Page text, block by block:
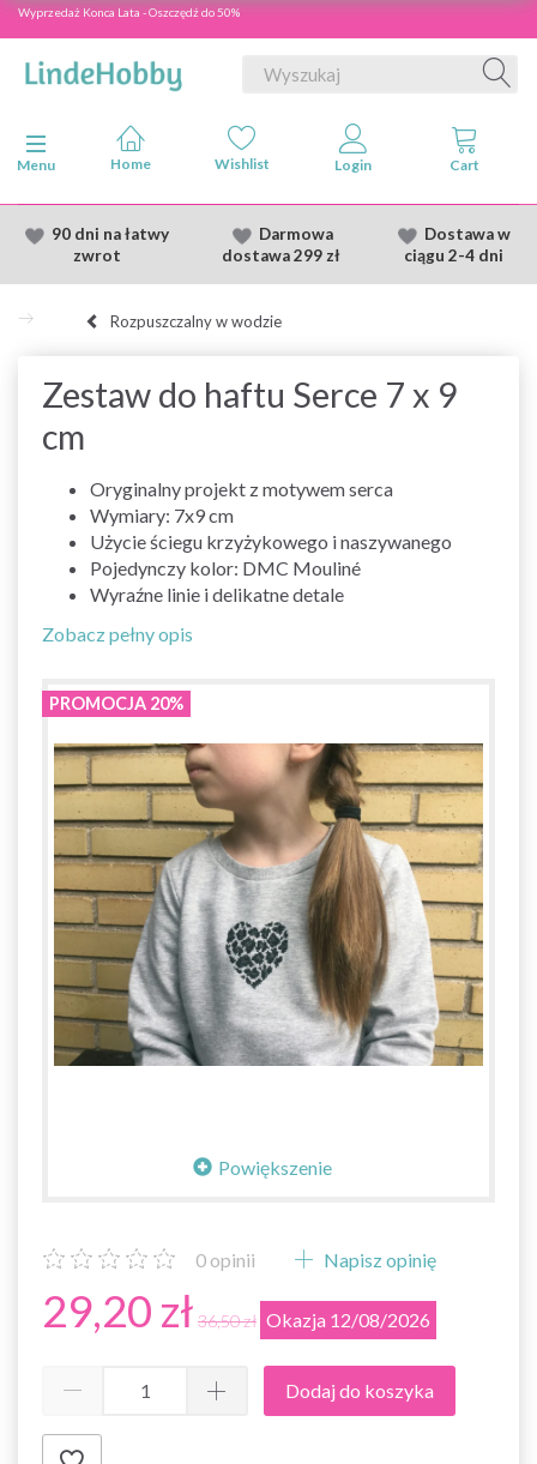
Wyprzedaż Konca Lata - Oszczędź do 50%
Przełącz nawigację
Menu
90 dni na łatwy
zwrot
Darmowa
dostawa299 zł
Dostawaw
ciągu 2-4 dni
Rozpuszczalny w wodzie
Zestaw do haftu Serce 7 x 9
cm
Oryginalny projekt z motywem serca
Wymiary: 7x9 cm
Użycie ściegu krzyżykowego i naszywanego
Pojedynczy kolor: DMC Mouliné
Wyraźne linie i delikatne detale
Zobacz pełny opis
PROMOCJA 20%
Powiększenie
0 opinii Napisz opinię
29,20 zł 36,50 zł Okazja 12/08/2026
Dodaj do koszyka